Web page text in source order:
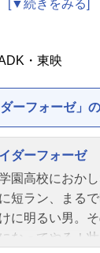
）
天野浩成
ーツ：
・東映
ダーフォーゼ」
ダーフォーゼ
園高校におか
短ラン、まる
に明るい男。
なってやる！